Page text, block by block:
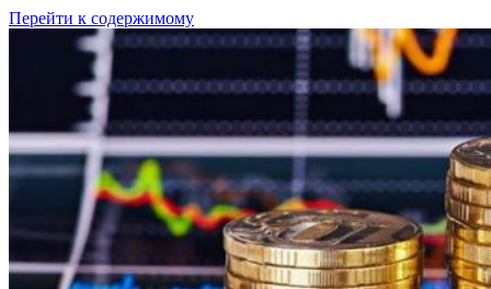
Перейти к содержимому